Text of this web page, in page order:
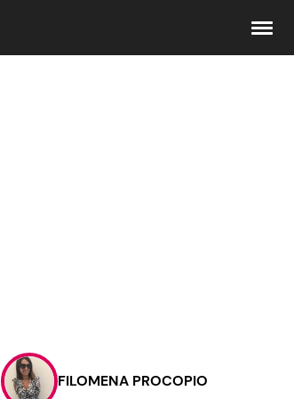
Contattaci
PubblicitàFILOMENA PROCOPIO